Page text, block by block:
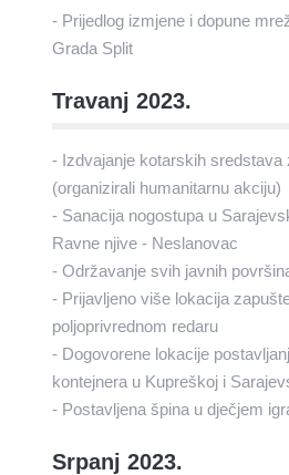
- Prijedlog izmjene i dopune
Grada Split
Travanj 2023.
- Izdvajanje kotarskih sredstava
(organizirali humanitarnu akciju)
- Sanacija nogostupa u
Ravne njive - Neslanovac
- Održavanje svih javnih
- Prijavljeno više lokacija
poljoprivrednom redaru
- Dogovorene lokacije
kontejnera u Kupreškoj i
- Postavljena špina u dječjem
Srpanj 2023.